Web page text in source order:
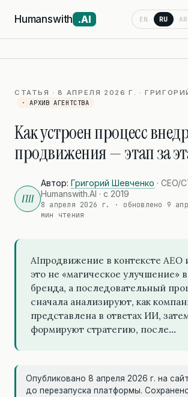
Humanswith .AI EN RU AR
СТАТЬЯ · 8 АПРЕЛЯ 2026 Г. ·
· АРХИВ АГЕНТСТВА
Как устроен процесс
продвижения — этап за
ГШ
Автор: Григорий Шевченко · CEO/
Humanswith.AI · с 2019
8 апреля 2026 г. · обновлено 9
мин чтения
AIпродвижение в контексте AEO
это не «магическое улучшение»
бренда, а последовательный
сначала анализируют, как
представлена в ответах ИИ,
формируют стратегию, после…
Опубликовано 8 апреля 2026 г. на
до перезапуска платформы.